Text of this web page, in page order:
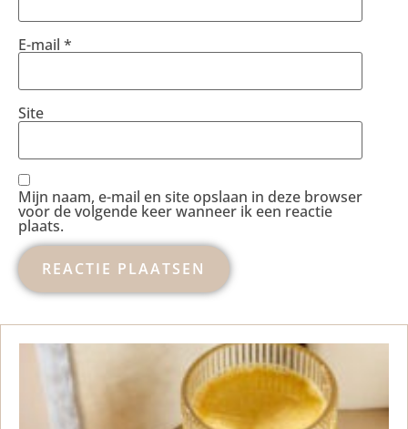
E-mail *
Site
Mijn naam, e-mail en site opslaan in deze browser
voor de volgende keer wanneer ik een reactie
plaats.